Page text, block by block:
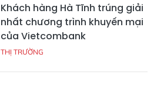
Khách hàng Hà Tĩnh trúng giải
nhất chương trình khuyến mại
của Vietcombank
THỊ TRƯỜNG